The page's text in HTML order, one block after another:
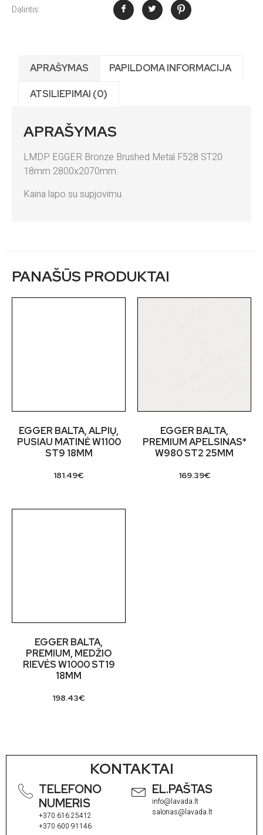
Dalintis:
APRAŠYMAS PAPILDOMA INFORMACIJA
ATSILIEPIMAI (0)
APRAŠYMAS
LMDP EGGER Bronze Brushed Metal F528 ST20
18mm 2800x2070mm.
Kaina lapo su supjovimu.
PANAŠŪS PRODUKTAI
EGGER BALTA, ALPIŲ,
PUSIAU MATINĖ W1100
ST9 18MM
181.49€
EGGER BALTA,
PREMIUM APELSINAS*
W980 ST2 25MM
169.39€
EGGER BALTA,
PREMIUM, MEDŽIO
RIEVĖS W1000 ST19
18MM
198.43€
KONTAKTAI
TELEFONO
NUMERIS
+370 616 25412
+370 600 91146
EL.PAŠTAS
info@lavada.lt
salonas@lavada.lt